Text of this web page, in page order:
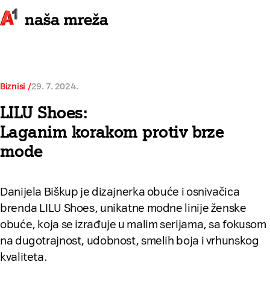
Biznisi 29. 7. 2024.
LILU Shoes:
Laganim korakom protiv brze
mode
Danijela Biškup je dizajnerka obuće i osnivačica
brenda LILU Shoes, unikatne modne linije ženske
obuće, koja se izrađuje u malim serijama, sa fokusom
na dugotrajnost, udobnost, smelih boja i vrhunskog
kvaliteta.